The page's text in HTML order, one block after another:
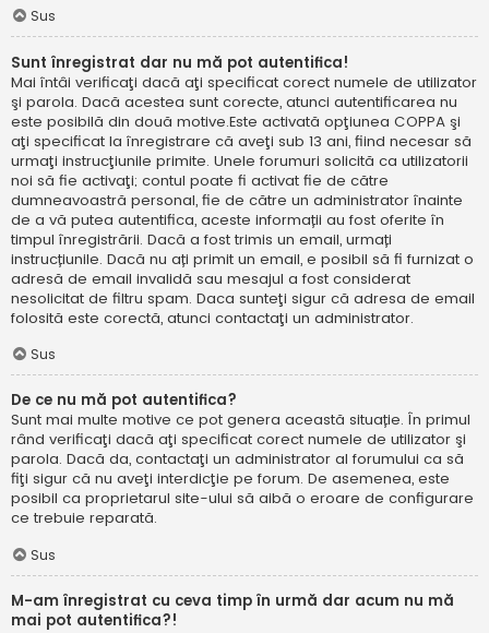
Sus
Sunt înregistrat dar nu mă pot autentifica!
Mai întâi verificaţi dacă aţi specificat corect numele de utilizator
şi parola. Dacă acestea sunt corecte, atunci autentificarea nu
este posibilă din două motive.Este activată opţiunea COPPA şi
aţi specificat la înregistrare că aveţi sub 13 ani, fiind necesar să
urmaţi instrucţiunile primite. Unele forumuri solicită ca utilizatorii
noi să fie activaţi; contul poate fi activat fie de către
dumneavoastră personal, fie de către un administrator înainte
de a vă putea autentifica, aceste informații au fost oferite în
timpul înregistrării. Dacă a fost trimis un email, urmați
instrucțiunile. Dacă nu ați primit un email, e posibil să fi furnizat o
adresă de email invalidă sau mesajul a fost considerat
nesolicitat de filtru spam. Daca sunteţi sigur că adresa de email
folosită este corectă, atunci contactaţi un administrator.
Sus
De ce nu mă pot autentifica?
Sunt mai multe motive ce pot genera această situație. În primul
rând verificaţi dacă aţi specificat corect numele de utilizator şi
parola. Dacă da, contactaţi un administrator al forumului ca să
fiţi sigur că nu aveţi interdicţie pe forum. De asemenea, este
posibil ca proprietarul site-ului să aibă o eroare de configurare
ce trebuie reparată.
Sus
M-am înregistrat cu ceva timp în urmă dar acum nu mă
mai pot autentifica?!